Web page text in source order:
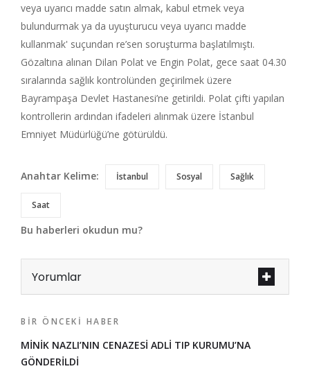
veya uyarıcı madde satın almak, kabul etmek veya
bulundurmak ya da uyuşturucu veya uyarıcı madde
kullanmak' suçundan re’sen soruşturma başlatılmıştı.
Gözaltına alınan Dilan Polat ve Engin Polat, gece saat 04.30
sıralarında sağlık kontrolünden geçirilmek üzere
Bayrampaşa Devlet Hastanesi’ne getirildi. Polat çifti yapılan
kontrollerin ardından ifadeleri alınmak üzere İstanbul
Emniyet Müdürlüğü’ne götürüldü.
Anahtar Kelime: İstanbul Sosyal Sağlık
Saat
Bu haberleri okudun mu?
Yorumlar
BIR ÖNCEKI HABER
MİNİK NAZLI’NIN CENAZESİ ADLİ TIP KURUMU’NA
GÖNDERİLDİ